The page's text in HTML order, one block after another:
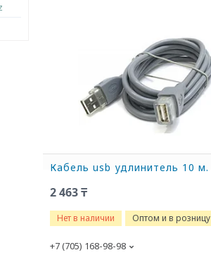
Кабель usb удлинитель 10 м.
2 463 ₸
Нет в наличии Оптом и в розницу
+7 (705) 168-98-98